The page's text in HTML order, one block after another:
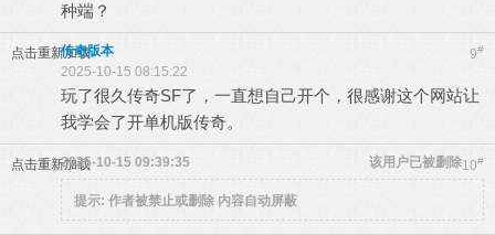
种端？
点击重新加载 9#
传奇版本
2025-10-15 08:15:22
玩了很久传奇SF了，一直想自己开个，很感谢这个网站让
我学会了开单机版传奇。
点击重新加载 10#
该用户已被删除
2025-10-15 09:39:35
提示: 作者被禁止或删除 内容自动屏蔽